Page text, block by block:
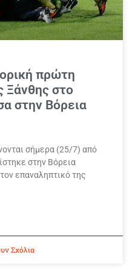
πρώτη
Ξάνθης στο
στην Βόρεια
σήμερα (25/7) από
στην Βόρεια
επαναληπτικό της
Σχόλια